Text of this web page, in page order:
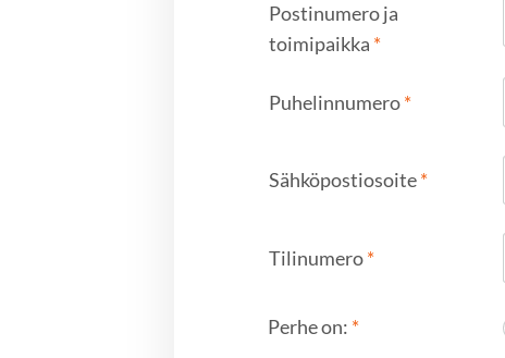
Postinumero ja
toimipaikka *
Puhelinnumero*
Sähköpostiosoite*
Tilinumero*
Perhe on: *